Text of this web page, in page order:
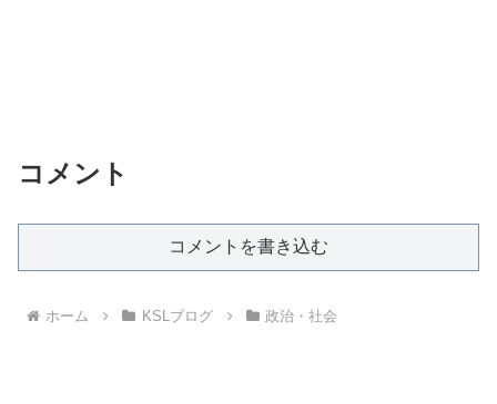
コメント
コメントを書き込む
ホーム KSLブログ 政治・社会